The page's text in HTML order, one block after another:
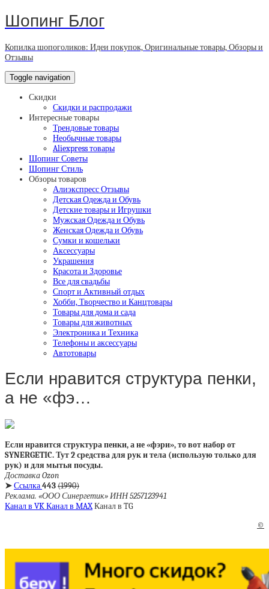
Шопинг Блог
Копилка шопоголиков: Идеи покупок, Оригинальные товары, Обзоры и
Отзывы
Toggle navigation
Скидки
Скидки и распродажи
Интересные товары
Трендовые товары
Необычные товары
Aliexpress товары
Шопинг Советы
Шопинг Стиль
Обзоры товаров
Алиэкспресс Отзывы
Детская Одежда и Обувь
Детские товары и Игрушки
Мужская Одежда и Обувь
Женская Одежда и Обувь
Сумки и кошельки
Аксессуары
Украшения
Красота и Здоровье
Все для свадьбы
Спорт и Активный отдых
Хобби, Творчество и Канцтовары
Товары для дома и сада
Товары для животных
Электроника и Техника
Телефоны и аксессуары
Автотовары
Если нравится структура пенки,
а не «фэ…
Если нравится структура пенки, а не «фэри», то вот набор от
SYNERGETIC. Тут 2 средства для рук и тела (использую только для
рук) и для мытья посуды.
Доставка Ozon
➤Ссылка443(1990)
Реклама. «ООО Синергетик» ИНН 5257123941
Канал в VKКанал в MAXКанал в TG
©